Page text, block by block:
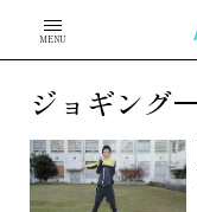
MENU
ジョギング